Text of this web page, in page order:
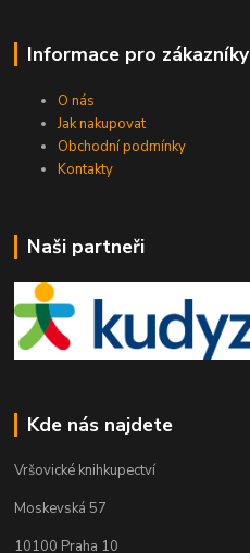
Informace pro zákazníky
O nás
Jak nakupovat
Obchodní podmínky
Kontakty
Naši partneři
Kde nás najdete
Vršovické knihkupectví
Moskevská 57
10100 Praha 10